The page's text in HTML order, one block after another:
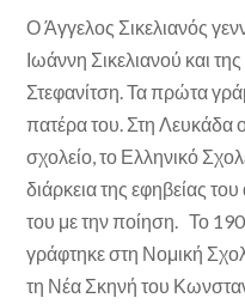
Ο Άγγελος Σικελιανός
Ιωάννη Σικελιανού και
Στεφανίτση. Τα πρώτα
πατέρα του. Στη Λευκάδα
σχολείο, το Ελληνικό
διάρκεια της εφηβείας
του με την ποίηση. Το
γράφτηκε στη Νομική
τη Νέα Σκηνή του